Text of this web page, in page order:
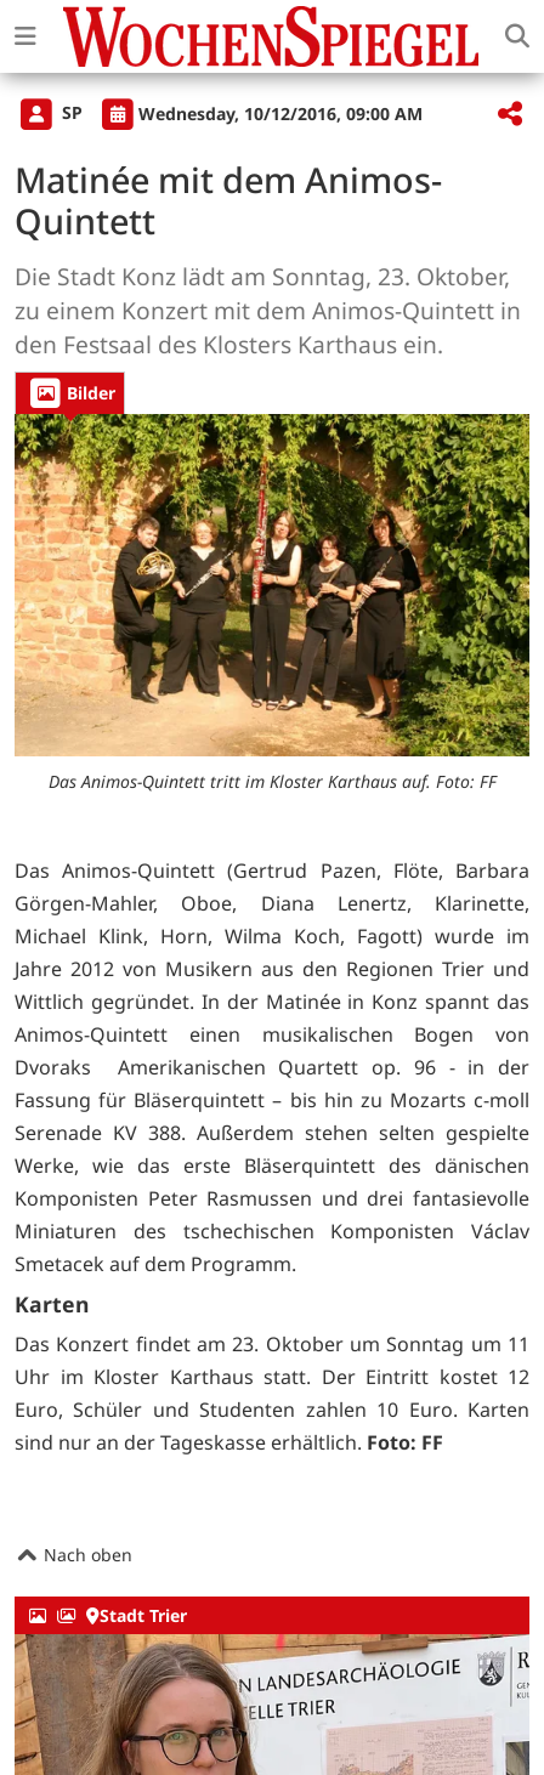
SP Wednesday, 10/12/2016, 09:00 AM
Matinée mit dem Animos-
Quintett
Die Stadt Konz lädt am Sonntag, 23. Oktober,
zu einem Konzert mit dem Animos-Quintett in
den Festsaal des Klosters Karthaus ein.
Bilder
Das Animos-Quintett tritt im Kloster Karthaus auf. Foto: FF
Das Animos-Quintett (Gertrud Pazen, Flöte, Barbara
Görgen-Mahler, Oboe, Diana Lenertz, Klarinette,
Michael Klink, Horn, Wilma Koch, Fagott) wurde im
Jahre 2012 von Musikern aus den Regionen Trier und
Wittlich gegründet. In der Matinée in Konz spannt das
Animos-Quintett einen musikalischen Bogen von
Dvoraks Amerikanischen Quartett op. 96 - in der
Fassung für Bläserquintett – bis hin zu Mozarts c-moll
Serenade KV 388. Außerdem stehen selten gespielte
Werke, wie das erste Bläserquintett des dänischen
Komponisten Peter Rasmussen und drei fantasievolle
Miniaturen des tschechischen Komponisten Václav
Smetacek auf dem Programm.
Karten
Das Konzert findet am 23. Oktober um Sonntag um 11
Uhr im Kloster Karthaus statt. Der Eintritt kostet 12
Euro, Schüler und Studenten zahlen 10 Euro. Karten
sind nur an der Tageskasse erhältlich. Foto: FF
Nach oben
Stadt Trier